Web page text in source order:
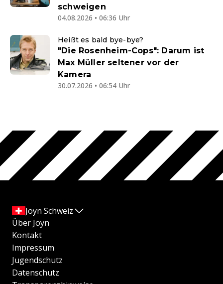
schweigen
04.08.2026 • 06:36 Uhr
Heißt es bald bye-bye?
"Die Rosenheim-Cops": Darum ist
Max Müller seltener vor der
Kamera
30.07.2026 • 06:54 Uhr
Joyn Schweiz
Über Joyn
Kontakt
Impressum
Jugendschutz
Datenschutz